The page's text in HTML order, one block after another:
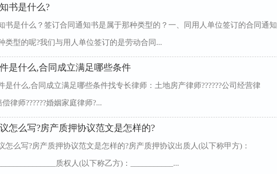
书是什么?
书是什么？签订合同通知书是属于那种类型的？一、同用人单位签订的合同通知
类型的呢?我们与用人单位签订的是劳动合同...
是什么,合同成立满足哪些条件
是什么,合同成立满足哪些条件找专长律师：土地房产律师??????公司经营律
偿律师??????婚姻家庭律师?...
怎么写?房产质押协议范文是怎样的?
怎么写?房产质押协议范文是怎样的?房产质押协议出质人(以下称甲方)：
质权人(以下称乙方)：___________...